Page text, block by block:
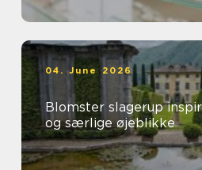
04. June 2026
Blomster slagerup inspiration til hverdag
og særlige øjeblikke